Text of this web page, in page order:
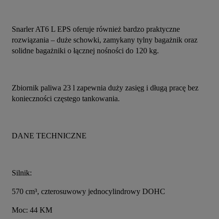
Snarler AT6 L EPS oferuje również bardzo praktyczne
rozwiązania – duże schowki, zamykany tylny bagażnik oraz
solidne bagażniki o łącznej nośności do 120 kg.
Zbiornik paliwa 23 l zapewnia duży zasięg i długą pracę bez
konieczności częstego tankowania.
DANE TECHNICZNE
Silnik:
570 cm³, czterosuwowy jednocylindrowy DOHC
Moc: 44 KM